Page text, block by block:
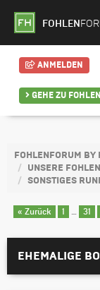
FOHLEN
ANMELDEN
GEHE ZU
FOHLENFORUM
UNSERE
SONSTIGES
« Zurück 1 31
EHEMALIGE